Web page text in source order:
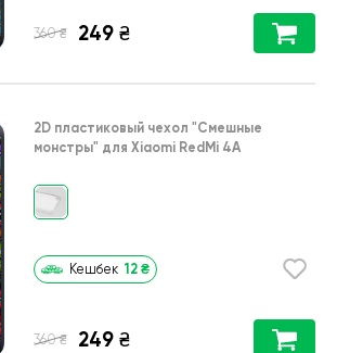
360 ₴ 249 ₴
2D пластиковый чехол "Cмешные
монстры" для Xiaomi RedMi 4A
Кешбек 12 ₴
360 ₴ 249 ₴